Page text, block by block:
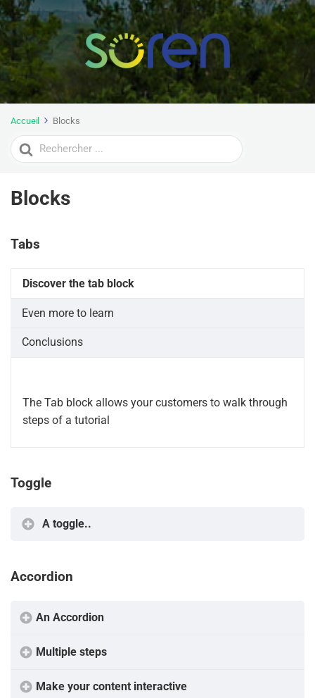
Accueil Blocks
Search
For
Blocks
Tabs
Discover the tab block
Even more to learn
Conclusions
The Tab block allows your customers to walk through
steps of a tutorial
Toggle
A toggle..
Accordion
An Accordion
Multiple steps
Make your content interactive